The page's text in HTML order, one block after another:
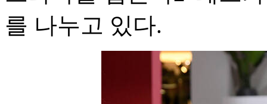
를 나누고 있다.